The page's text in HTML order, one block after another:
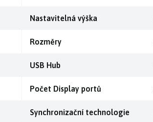
Nastavitelná výška
Rozměry
USB Hub
Počet Display portů
Synchronizační technologie